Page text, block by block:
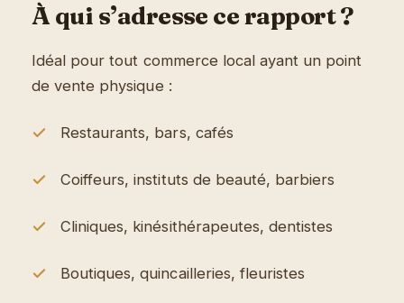
À qui s’adresse ce rapport ?
Idéal pour tout commerce local ayant un point
de vente physique :
Restaurants, bars, cafés
Coiffeurs, instituts de beauté, barbiers
Cliniques, kinésithérapeutes, dentistes
Boutiques, quincailleries, fleuristes